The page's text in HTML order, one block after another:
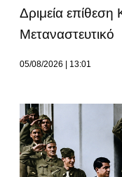
Δριμεία
Μεταναστευτικό
05/08/2026 13:01